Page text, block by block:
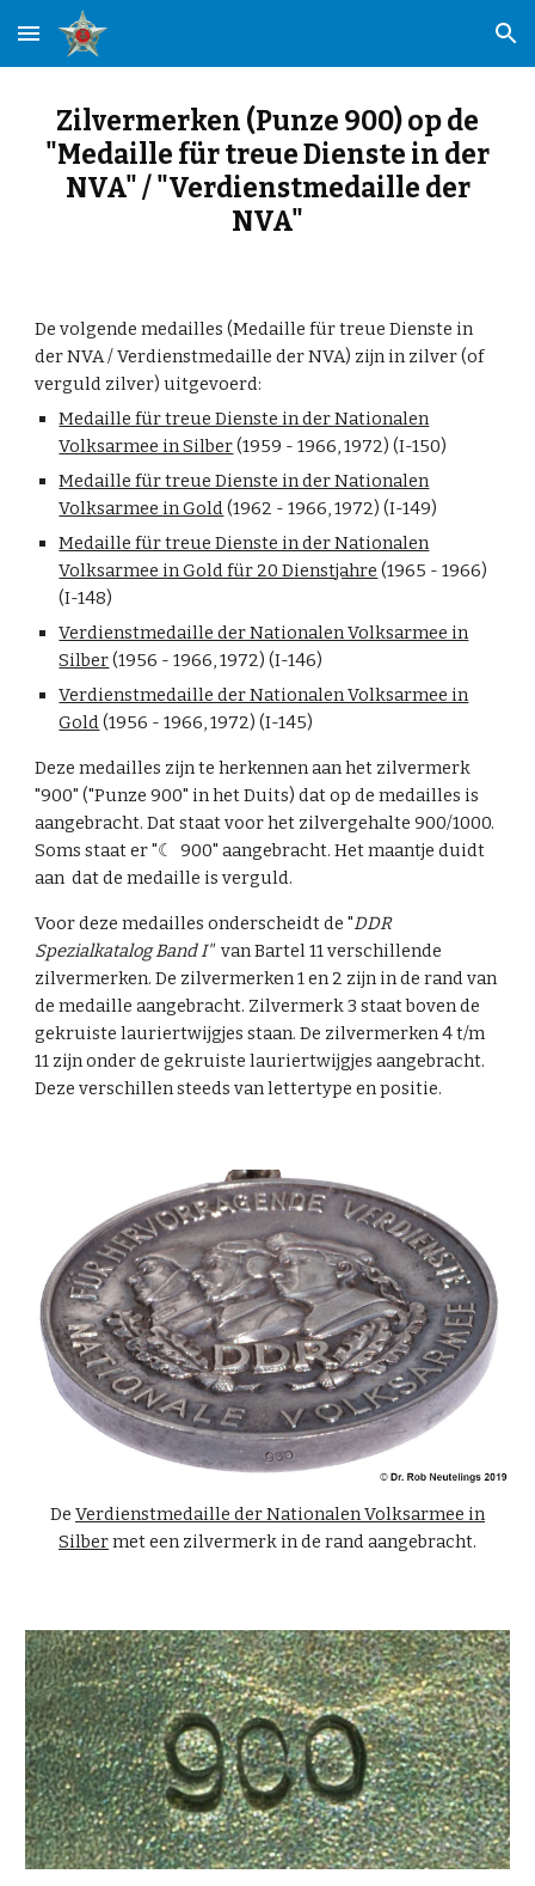
Skip to main content Skip to navigation
Zilvermerken (Punze 900) op de
"Medaille für treue Dienste in der
NVA" / "Verdienstmedaille der
NVA"
De volgende medailles (Medaille für treue Dienste in
der NVA / Verdienstmedaille der NVA) zijn in zilver (of
verguld zilver) uitgevoerd:
Medaille für treue Dienste in der Nationalen
Volksarmee in Silber(1959 - 1966, 1972) (I-150)
Medaille für treue Dienste in der Nationalen
Volksarmee in Gold(1962 - 1966, 1972) (I-149)
Medaille für treue Dienste in der Nationalen
Volksarmee in Gold für 20 Dienstjahre (1965 - 1966)
(I-148)
Verdienstmedaille der Nationalen Volksarmee in
Silber(1956 - 1966, 1972) (I-146)
Verdienstmedaille der Nationalen Volksarmee in
Gold(1956 - 1966, 1972) (I-145)
Deze medailles zijn te herkennen aan het zilvermerk
"900" ("Punze 900" in het Duits) dat op de medailles is
aangebracht. Dat staat voor het zilvergehalte 900/1000.
Soms staat er"☾ 900" aangebracht.Het maantje duidt
aan dat de medaille is verguld.
Voor deze medailles onderscheidt de "DDR
Spezialkatalog Band I"van Bartel 11 verschillende
zilvermerken. De zilvermerken 1 en 2 zijn in de rand van
de medaille aangebracht. Zilvermerk 3 staat boven de
gekruiste lauriertwijgjes staan. De zilvermerken 4 t/m
11 zijn onder de gekruiste lauriertwijgjes aangebracht.
Deze verschillen steeds van lettertype en positie.
De Verdienstmedaille der Nationalen Volksarmee in
Silbermet een zilvermerk in de rand aangebracht.